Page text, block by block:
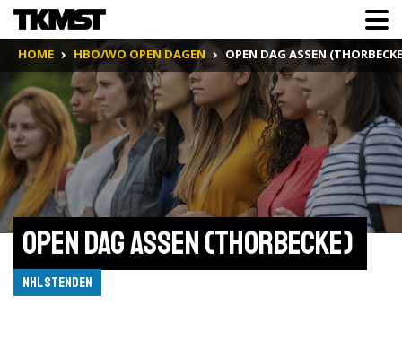
HOME HBO/WO OPEN DAGEN OPEN DAG ASSEN
Open Dag Assen (Thorbecke)
NHL Stenden